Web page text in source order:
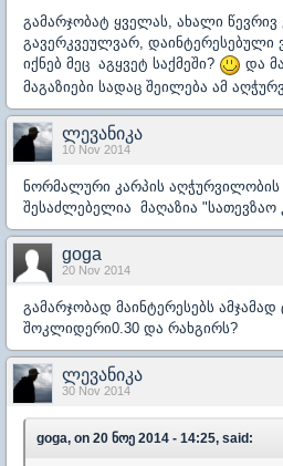
გამარჯობატ ყველას, ახალი
გავერკვეულვარ, დაინტერესებული
იქნებ მეც აგყვეტ საქმეში?
და
მაგაზიები სადაც შეილება ამ
ლევანიკა
10 Nov 2014
ნორმალური კარპის აღჭურვილობის
შესაძლებელია მაღაზია "სათევზაო
goga
20 Nov 2014
გამარჯობად მაინტერესებს
შოკლიდერი0.30 და რახგირს?
ლევანიკა
30 Nov 2014
goga, on 20 ნოე 2014 - 14:25, said: